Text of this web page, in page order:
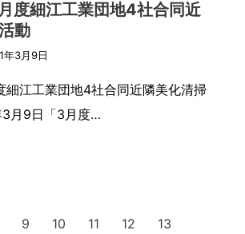
度細江工業団地4社合同近
動
年3月9日
細江工業団地4社合同近隣美化清掃
月9日「3月度…
9 10 11 12 13